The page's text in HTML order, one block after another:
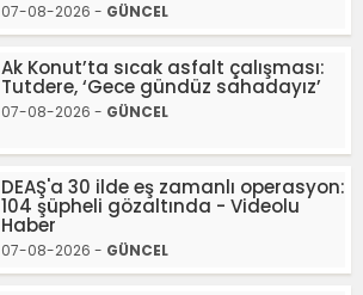
07-08-2026 - GÜNCEL
Ak Konut’ta sıcak asfalt çalışması:
Tutdere, ‘Gece gündüz sahadayız’
07-08-2026 - GÜNCEL
DEAŞ'a 30 ilde eş zamanlı operasyon:
104 şüpheli gözaltında - Videolu
Haber
07-08-2026 - GÜNCEL